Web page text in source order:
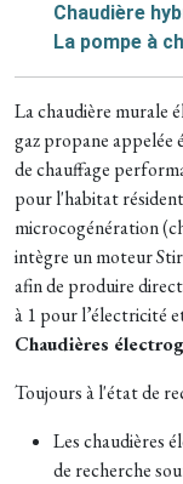
Chaudière
La pompe à
La chaudière murale
gaz propane appelée
de chauffage
pour l'habitat
microcogénération
intègre un moteur
afin de produire
à 1 pour l’électricité
Chaudières
Toujours à l'état de
Les chaudières
de recherche